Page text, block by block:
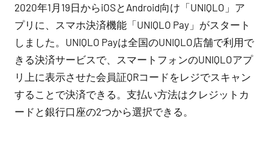
2020年1月19日からiOSとAndroid向け「UNIQLO」ア
プリに、スマホ決済機能「UNIQLO Pay」がスタート
しました。UNIQLO Payは全国のUNIQLO店舗で利用で
きる決済サービスで、スマートフォンのUNIQLOアプ
リ上に表示させた会員証QRコードをレジでスキャン
することで決済できる。支払い方法はクレジットカ
ードと銀行口座の2つから選択できる。